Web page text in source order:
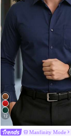
12
Manfinity Mode